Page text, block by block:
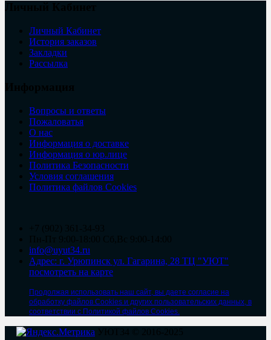
Личный Кабинет
История заказов
Закладки
Рассылка
Вопросы и ответы
Пожаловатья
О нас
Информация о доставке
Информация о юр.лице
Политика Безопасности
Условия соглашения
Политика файлов Cookies
info@uyut34.ru
Адрес: г. Урюпинск ул. Гагарина, 28 ТЦ "УЮТ"
посмотреть на карте
Продолжая использовать наш сайт, вы даете согласие на
обработку файлов Cookies и других пользовательских данных, в
соответствии с Политикой файлов Cookies.